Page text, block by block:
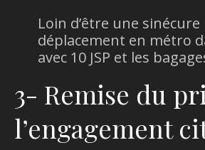
Loin d’être une sinécure
déplacement en métro
avec 10 JSP et les
3- Remise du
l’engagement